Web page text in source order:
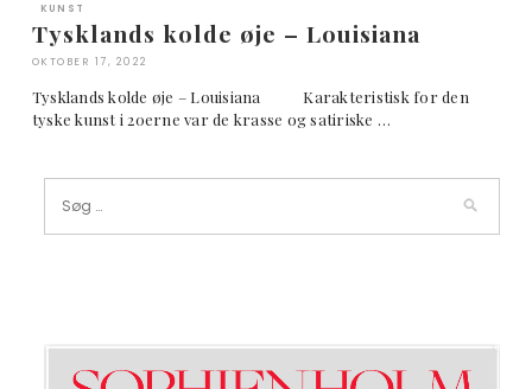
KUNST
Tysklands kolde øje – Louisiana
OKTOBER 17, 2022
Tysklands kolde øje – Louisiana Karakteristisk for den
tyske kunst i 20erne var de krasse og satiriske …